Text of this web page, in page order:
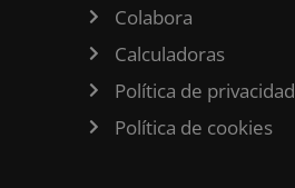
Colabora
Calculadoras
Política de privacidad
Política de cookies